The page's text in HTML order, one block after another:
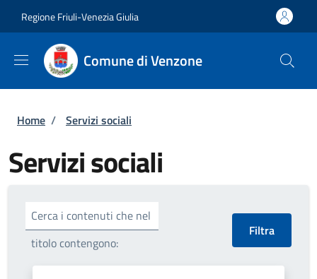
Regione Friuli-Venezia Giulia
Comune di Venzone
Briciole di pane
Home / Servizi sociali
Servizi sociali
Cerca i contenuti che nel
titolo contengono: